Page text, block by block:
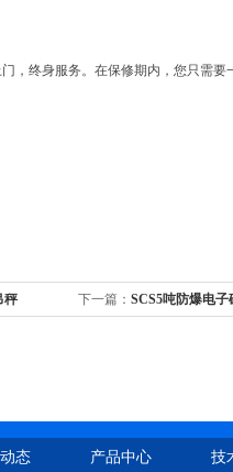
，终身服务。在保修期内，您只需
秤 下一篇： SCS5吨防爆电
态 产品中心 技